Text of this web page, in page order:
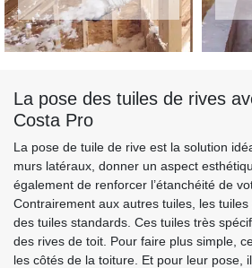
La pose des tuiles de rives
Costa Pro
La pose de tuile de rive est la solution
murs latéraux, donner un aspect
également de renforcer l’étanchéité de
Contrairement aux autres tuiles, les
des tuiles standards. Ces tuiles très
des rives de toit. Pour faire plus simple,
les côtés de la toiture. Et pour leur pose,